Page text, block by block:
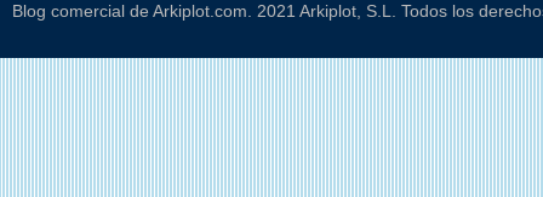
Blog comercial de Arkiplot.com. 2021 Arkiplot, S.L. Todos los